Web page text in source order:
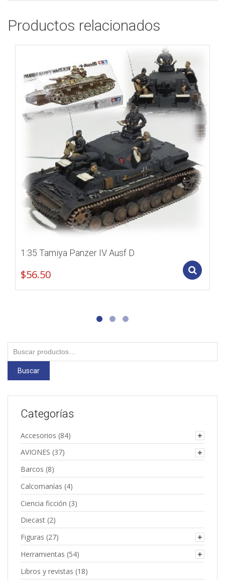
Productos relacionados
1:35 Tamiya Panzer IV Ausf D
$56.50
Buscar
por:
Buscar
Categorías
Accesorios (84)
AVIONES (37)
Barcos (8)
Calcomanías (4)
Ciencia ficción (3)
Diecast (2)
Figuras (27)
Herramientas (54)
Libros y revistas (18)